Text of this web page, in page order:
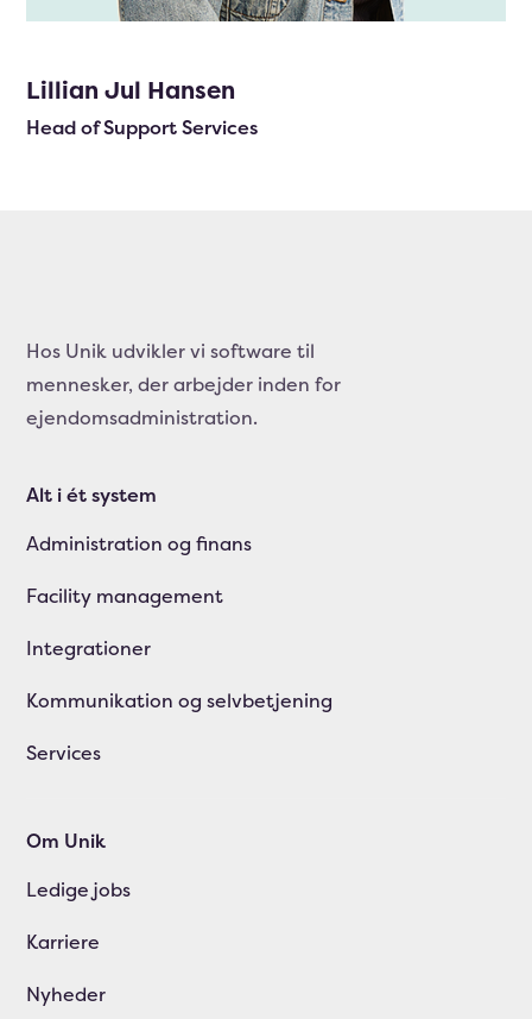
Lillian Jul Hansen
Head of Support Services
Hos Unik udvikler vi software til
mennesker, der arbejder inden for
ejendomsadministration.
Alt i ét system
Administration og finans
Facility management
Integrationer
Kommunikation og selvbetjening
Services
Om Unik
Ledige jobs
Karriere
Nyheder